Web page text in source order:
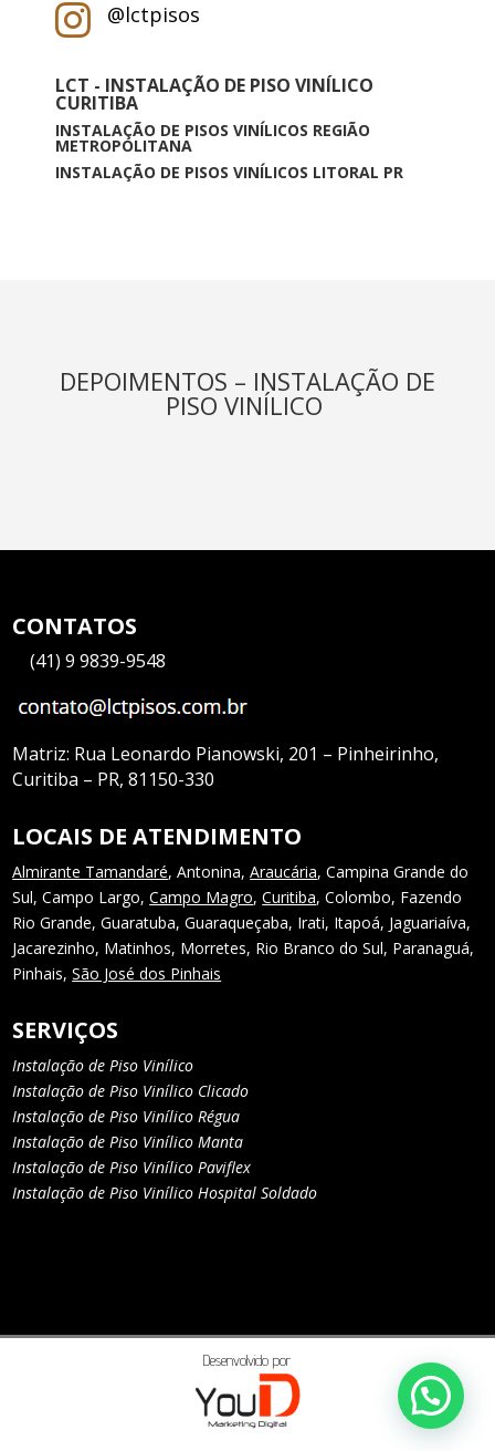
 @lctpisos
LCT - INSTALAÇÃO DE PISO VINÍLICO
CURITIBA
INSTALAÇÃO DE PISOS VINÍLICOS REGIÃO
METROPOLITANA
INSTALAÇÃO DE PISOS VINÍLICOS LITORAL PR
DEPOIMENTOS – INSTALAÇÃO DE
PISO VINÍLICO
CONTATOS
—(41) 9 9839-9548
Matriz: Rua Leonardo Pianowski, 201 – Pinheirinho,
Curitiba – PR, 81150-330
LOCAIS DE ATENDIMENTO
Almirante Tamandaré, Antonina,Araucária, Campina Grande do
Sul, Campo Largo,Campo Magro,Curitiba, Colombo, Fazendo
Rio Grande, Guaratuba, Guaraqueçaba, Irati, Itapoá, Jaguariaíva,
Jacarezinho, Matinhos, Morretes, Rio Branco do Sul, Paranaguá,
Pinhais,São José dos Pinhais
SERVIÇOS
Instalação de Piso Vinílico
Instalação de Piso Vinílico Clicado
Instalação de Piso Vinílico Régua
Instalação de Piso Vinílico Manta
Instalação de Piso Vinílico Paviflex
Instalação de Piso Vinílico Hospital Soldado
Desenvolvido por